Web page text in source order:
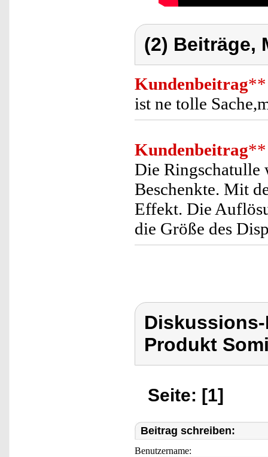
(2) Beiträge,
Kundenbeitrag**
ist ne tolle
Kundenbeitrag**
Die Ringschatulle
Beschenkte. Mit
Effekt. Die
die Größe des
Produkt
Seite: [1]
Beitrag schreiben:
Benutzername: